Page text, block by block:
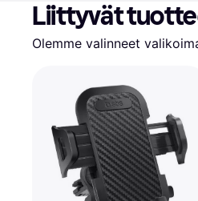
Liittyvät
Olemme valinneet